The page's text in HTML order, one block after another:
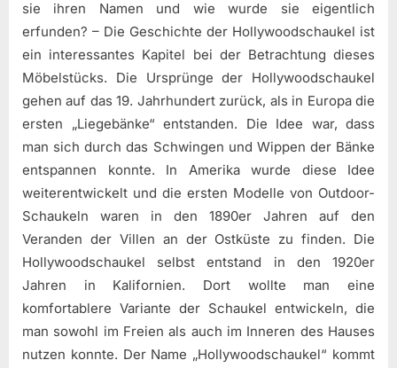
sie ihren Namen und wie wurde sie eigentlich
erfunden? – Die Geschichte der Hollywoodschaukel ist
ein interessantes Kapitel bei der Betrachtung dieses
Möbelstücks. Die Ursprünge der Hollywoodschaukel
gehen auf das 19. Jahrhundert zurück, als in Europa die
ersten „Liegebänke“ entstanden. Die Idee war, dass
man sich durch das Schwingen und Wippen der Bänke
entspannen konnte. In Amerika wurde diese Idee
weiterentwickelt und die ersten Modelle von Outdoor-
Schaukeln waren in den 1890er Jahren auf den
Veranden der Villen an der Ostküste zu finden. Die
Hollywoodschaukel selbst entstand in den 1920er
Jahren in Kalifornien. Dort wollte man eine
komfortablere Variante der Schaukel entwickeln, die
man sowohl im Freien als auch im Inneren des Hauses
nutzen konnte. Der Name „Hollywoodschaukel“ kommt